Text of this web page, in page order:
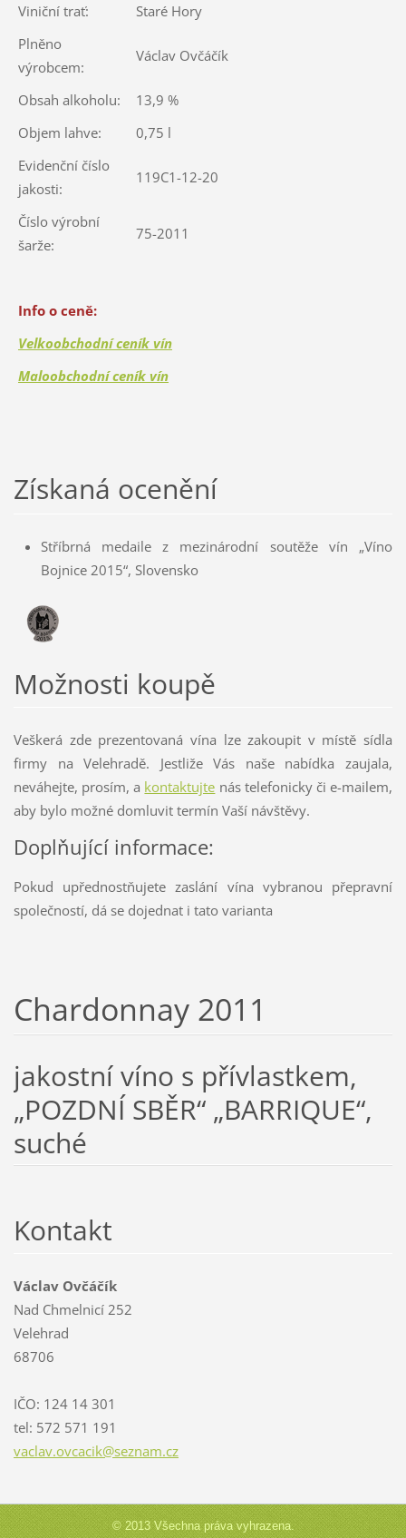
Viniční trať:
Staré Hory
Plněno
výrobcem:
Václav Ovčáčík
Obsah alkoholu:
13,9 %
Objem lahve:
0,75 l
Evidenční číslo
jakosti:
119C1-12-20
Číslo výrobní
šarže:
75-2011
Info o ceně:
Velkoobchodní ceník vín
Maloobchodní ceník vín
Získaná ocenění
Stříbrná medaile z mezinárodní soutěže vín „Víno
Bojnice 2015“, Slovensko
Možnosti koupě
Veškerá zde prezentovaná vína lze zakoupit v místě sídla
firmy na Velehradě. Jestliže Vás naše nabídka zaujala,
neváhejte, prosím, a kontaktujte nás telefonicky či e-mailem,
aby bylo možné domluvit termín Vaší návštěvy.
Doplňující informace:
Pokud upřednostňujete zaslání vína vybranou přepravní
společností, dá se dojednat i tato varianta
Chardonnay 2011
jakostní víno s přívlastkem,
„POZDNÍ SBĚR“ „BARRIQUE“,
suché
Kontakt
Václav Ovčáčík
Nad Chmelnicí 252
Velehrad
68706
IČO: 124 14 301
tel: 572 571 191
vaclav.ovcacik@seznam.cz
© 2013 Všechna práva vyhrazena.